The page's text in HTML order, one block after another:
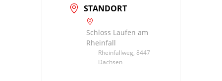
STANDORT
Schloss Laufen am
Rheinfall
Rheinfallweg, 8447
Dachsen